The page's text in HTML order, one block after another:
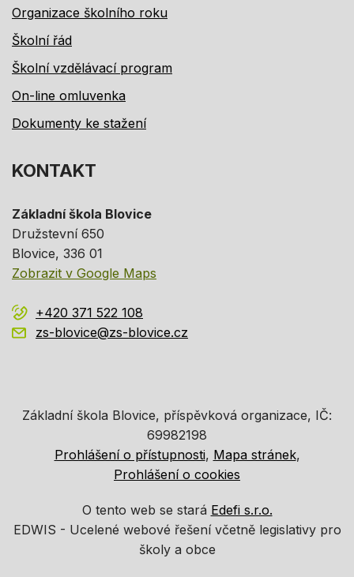
Organizace školního roku
Školní řád
Školní vzdělávací program
On-line omluvenka
Dokumenty ke stažení
KONTAKT
Základní škola Blovice
Družstevní 650
Blovice, 336 01
Zobrazit v Google Maps
+420 371 522 108
zs-blovice@zs-blovice.cz
Základní škola Blovice, příspěvková organizace, IČ:
69982198
Prohlášení o přístupnosti Mapa stránek
Prohlášení o cookies
O tento web se stará Edefi s.r.o.
EDWIS - Ucelené webové řešení včetně legislativy pro
školy a obce